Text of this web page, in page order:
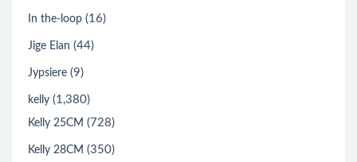
In the-loop (16)
Jige Elan (44)
Jypsiere (9)
kelly (1,380)
Kelly 25CM (728)
Kelly 28CM (350)